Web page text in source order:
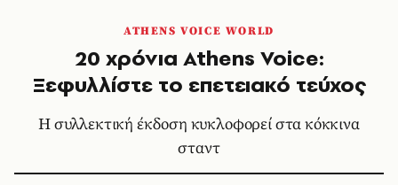
ATHENS VOICE WORLD
20 χρόνια Athens Voice:
Ξεφυλλίστε το επετειακό τεύχος
Η συλλεκτική έκδοση κυκλοφορεί στα κόκκινα
σταντ